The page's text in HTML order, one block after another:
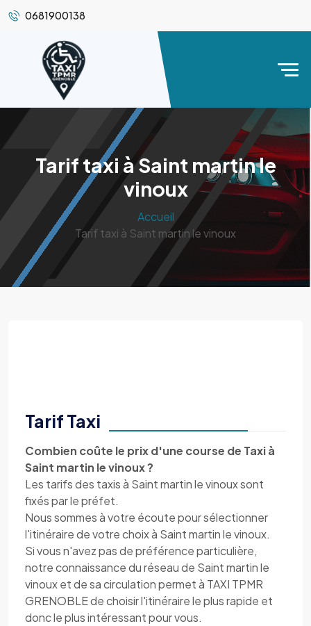
0681900138
Tarif taxi à Saint martin le
vinoux
Accueil
Tarif taxi à Saint martin le vinoux
Tarif Taxi
Combien coûte le prix d'une course de Taxi à
Saint martin le vinoux ?
Les tarifs des taxis à Saint martin le vinoux sont
fixés par le préfet.
Nous sommes à votre écoute pour sélectionner
l'itinéraire de votre choix à Saint martin le vinoux.
Si vous n'avez pas de préférence particulière,
notre connaissance du réseau de Saint martin le
vinoux et de sa circulation permet à TAXI TPMR
GRENOBLE de choisir l'itinéraire le plus rapide et
donc le plus intéressant pour vous.